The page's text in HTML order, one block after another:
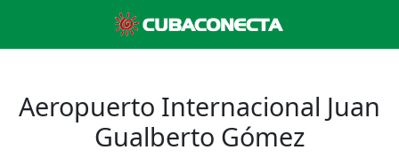
Aeropuerto Internacional Juan
Gualberto Gómez